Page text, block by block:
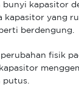
bunyi kapasitor
kapasitor yang
berdengung.
fisik